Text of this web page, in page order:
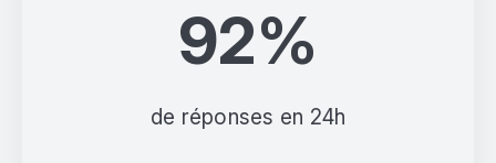
92%
de réponses en 24h